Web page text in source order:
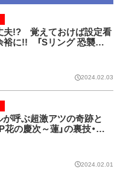
夫!? 覚えておけば設定看
裕に!! 「Sリング 恐襲ノ
2024.02.03
が呼ぶ超激アツの奇跡と
の慶次～蓮」の裏技・法
2024.02.01